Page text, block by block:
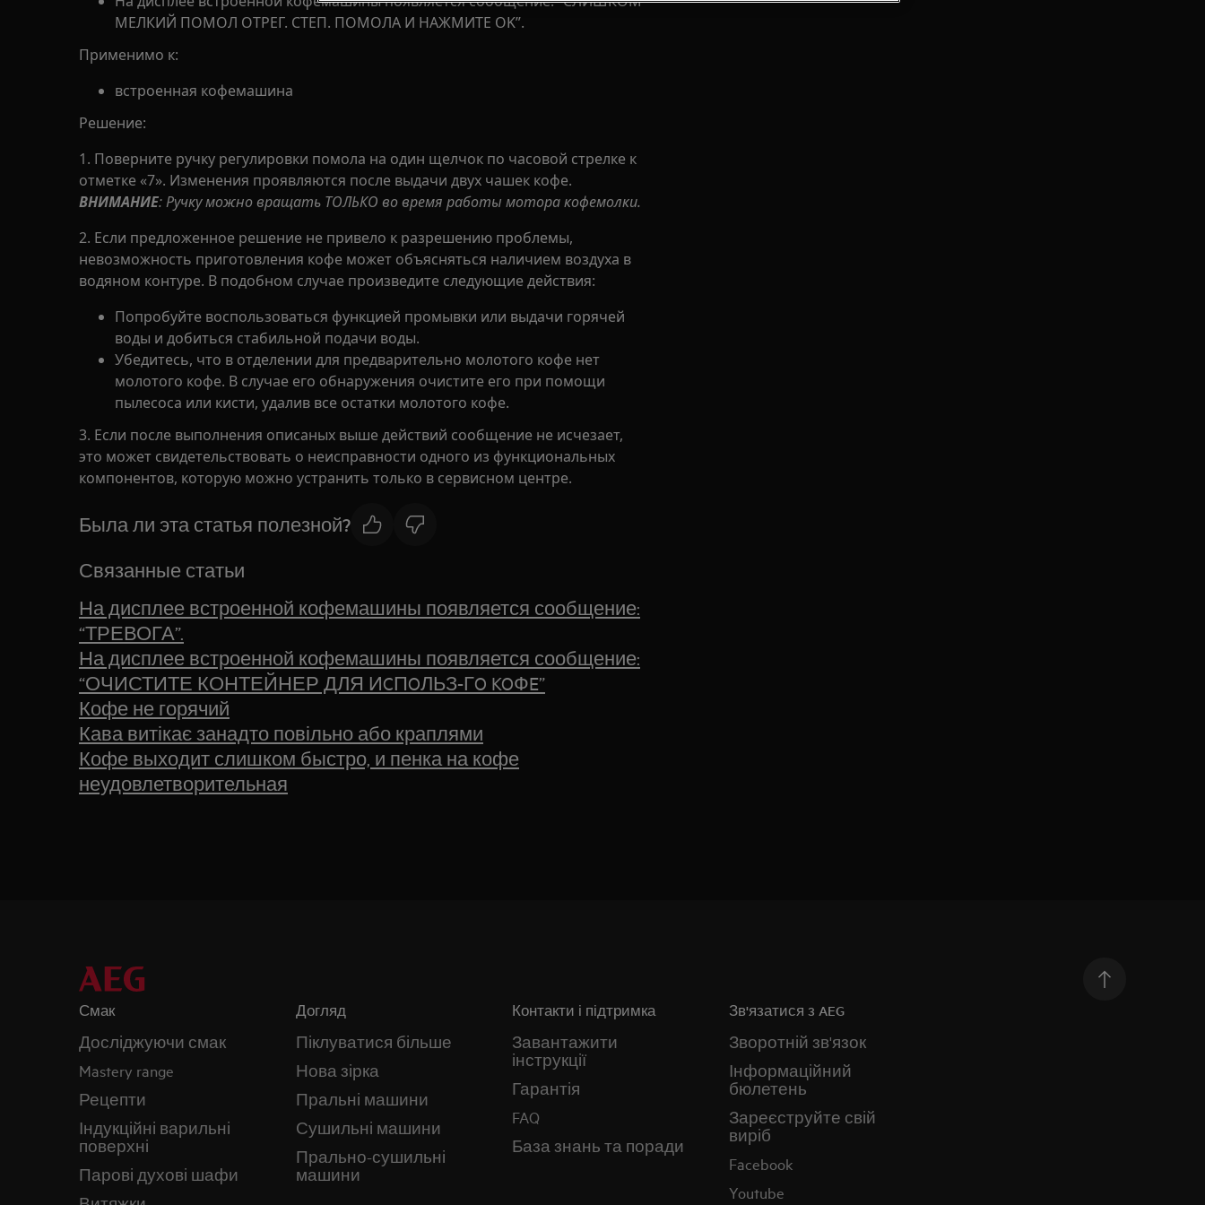
МЕЛКИЙ ПОМОЛ ОТРЕГ. СТЕП. ПОМОЛА И НАЖМИТЕ OK”.
Применимо к:
встроенная кофемашина
Решение:
1. Поверните ручку регулировки помола на один щелчок по часовой стрелке к
отметке «7». Изменения проявляются после выдачи двух чашек кофе.
ВНИМАНИЕ: Ручку можно вращать ТОЛЬКО во время работы мотора кофемолки.
2. Если предложенное решение не привело к разрешению проблемы,
невозможность приготовления кофе может объясняться наличием воздуха в
водяном контуре. В подобном случае произведите следующие действия:
Попробуйте воспользоваться функцией промывки или выдачи горячей
воды и добиться стабильной подачи воды.
Убедитесь, что в отделении для предварительно молотого кофе нет
молотого кофе. В случае его обнаружения очистите его при помощи
пылесоса или кисти, удалив все остатки молотого кофе.
3. Если после выполнения описаных выше действий сообщение не исчезает,
это может свидетельствовать о неисправности одного из функциональных
компонентов, которую можно устранить только в сервисном центре.
Была ли эта статья полезной?
Связанные статьи
На дисплее встроенной кофемашины появляется сообщение:
“ТРЕВОГА”.
На дисплее встроенной кофемашины появляется сообщение:
“ОЧИСТИТЕ КОНТЕЙНЕР ДЛЯ ИCПOЛЬЗ-ГO KOФE”
Кофе не горячий
Кава витікає занадто повільно або краплями
Кофе выходит слишком быстро, и пенка на кофе
неудовлетворительная
Смак
Досліджуючи смак
Mastery range
Рецепти
Індукційні варильні
поверхні
Парові духові шафи
Догляд
Піклуватися більше
Нова зірка
Пральні машини
Сушильні машини
Прально-сушильні
машини
Контакти і підтримка
Завантажити
інструкції
Гарантія
FAQ
База знань та поради
Зв'язатися з AEG
Зворотній зв'язок
Інформаційний
бюлетень
Зареєструйте свій
виріб
Facebook
Youtube